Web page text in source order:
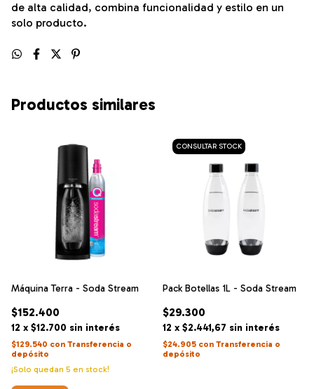
de alta calidad, combina funcionalidad y estilo en un
solo producto.
Productos similares
Máquina Terra - Soda Stream
$152.400
12 x $12.700 sin interés
$129.540 con Transferencia o
depósito
¡Solo quedan 5 en stock!
Pack Botellas 1L - Soda Stream
$29.300
12 x $2.441,67 sin interés
$24.905 con Transferencia o
depósito